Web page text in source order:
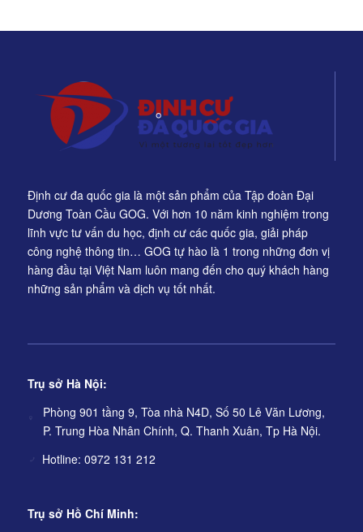
Định cư đa quốc gia là một sản phẩm của Tập đoàn Đại
Dương Toàn Cầu GOG. Với hơn 10 năm kinh nghiệm trong
lĩnh vực tư vấn du học, định cư các quốc gia, giải pháp
công nghệ thông tin… GOG tự hào là 1 trong những đơn vị
hàng đầu tại Việt Nam luôn mang đến cho quý khách hàng
những sản phẩm và dịch vụ tốt nhất.
Trụ sở Hà Nội:
Phòng 901 tầng 9, Tòa nhà N4D, Số 50 Lê Văn Lương,
P. Trung Hòa Nhân Chính, Q. Thanh Xuân, Tp Hà Nội.
Hotline: 0972 131 212
Trụ sở Hồ Chí Minh: